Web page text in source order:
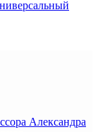
Александра